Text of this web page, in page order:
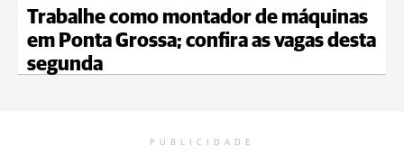
Trabalhe como montador de máquinas
em Ponta Grossa; confira as vagas desta
segunda
PUBLICIDADE